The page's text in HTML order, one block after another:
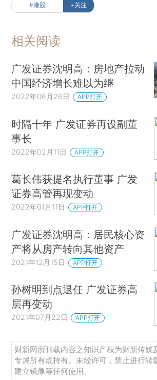
#港股 +关注
相关阅读
广发证券沈明高：房地产拉动
中国经济增长难以为继
2022年06月26日 APP打开
时隔十年 广发证券再设副董
事长
2022年02月11日 APP打开
葛长伟获提名执行董事 广发
证券高管再现变动
2022年01月11日 APP打开
广发证券沈明高：居民核心资
产将从房产转向其他资产
2021年12月15日 APP打开
孙树明到点退任 广发证券高
层再变动
2021年07月22日 APP打开
财新网所刊载内容之知识产权为财新传媒
专属所有或持有。未经许可，禁止进行转
建立镜像等任何使用。